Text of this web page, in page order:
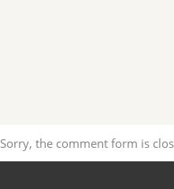
Sorry, the comment form is